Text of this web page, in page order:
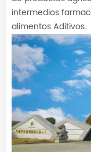
intermedios
alimentos Aditivos.